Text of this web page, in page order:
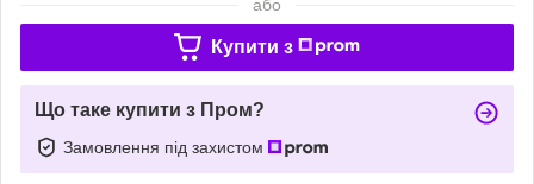
або
Купити з
Що таке купити з Пром?
Замовлення під захистом